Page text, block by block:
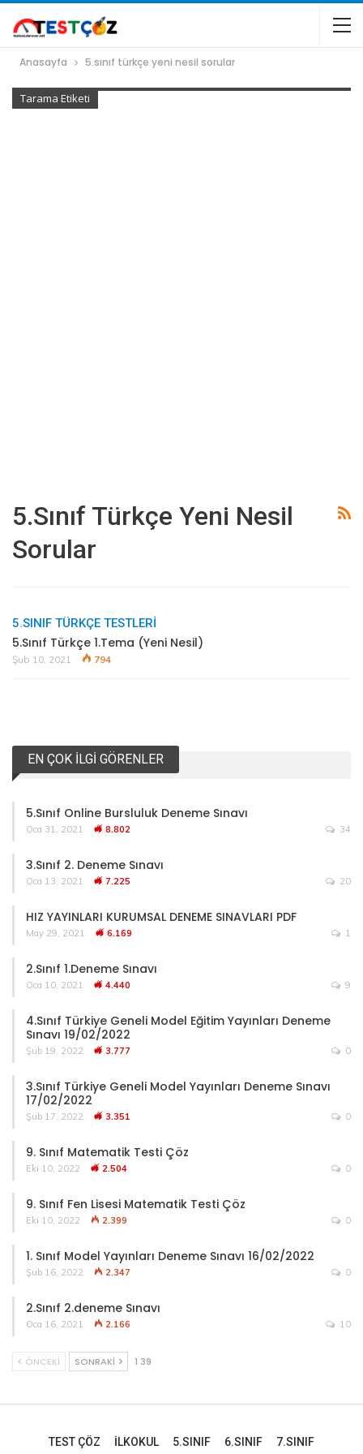
Anasayfa 5.sınıf türkçe yeni nesil sorular
Tarama Etiketi
5.sınıf Türkçe Yeni Nesil
Sorular
5.SINIF TÜRKÇE TESTLERİ
5.Sınıf Türkçe 1.Tema (Yeni Nesil)
Şub 10, 2021 794
EN ÇOK İLGI GÖRENLER
5.Sınıf Online Bursluluk Deneme Sınavı
Oca 31, 2021 8.802 34
3.Sınıf 2. Deneme Sınavı
Oca 13, 2021 7.225 20
HIZ YAYINLARI KURUMSAL DENEME SINAVLARI PDF
May 29, 2021 6.169 1
2.Sınıf 1.Deneme Sınavı
Oca 10, 2021 4.440 9
4.Sınıf Türkiye Geneli Model Eğitim Yayınları Deneme
Sınavı 19/02/2022
Şub 19, 2022 3.777 0
3.Sınıf Türkiye Geneli Model Yayınları Deneme Sınavı
17/02/2022
Şub 17, 2022 3.351 0
9. Sınıf Matematik Testi Çöz
Eki 10, 2022 2.504 0
9. Sınıf Fen Lisesi Matematik Testi Çöz
Eki 10, 2022 2.399 0
1. Sınıf Model Yayınları Deneme Sınavı 16/02/2022
Şub 16, 2022 2.347 0
2.Sınıf 2.deneme Sınavı
Oca 16, 2021 2.166 10
ÖNCEKI SONRAKI 1 39
TEST ÇÖZ İLKOKUL 5.SINIF 6.SINIF 7.SINIF